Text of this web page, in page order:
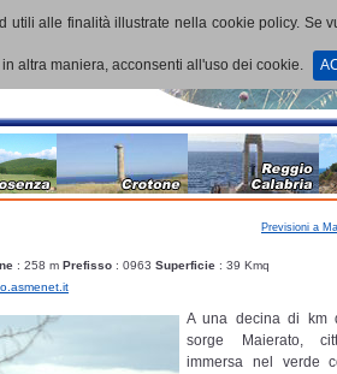
alle finalità illustrate nella cookie policy.
altra maniera, acconsenti all'uso dei cookie.
Previsioni a
: 258 m Prefisso : 0963 Superficie : 39 Kmq
A una decina di km
sorge Maierato,
immersa nel verde